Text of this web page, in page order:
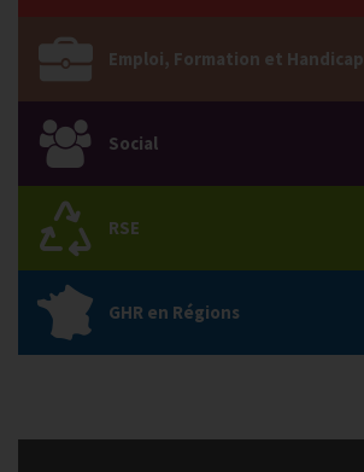
Emploi, Formation et Handicap
Social
RSE
GHR en Régions